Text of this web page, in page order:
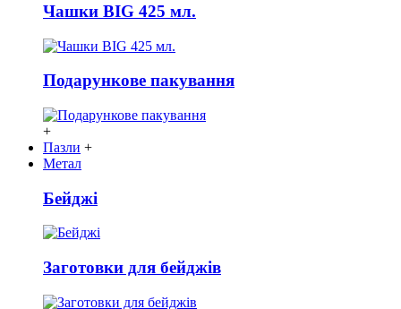
Чашки BIG 425 мл.
Подарункове пакування
+
Пазли +
Метал
Бейджі
Заготовки для бейджів